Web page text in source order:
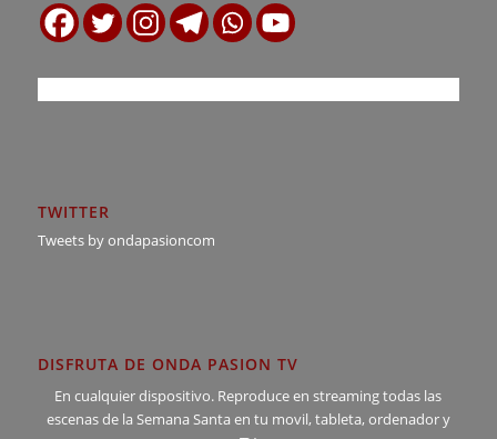
TWITTER
Tweets by ondapasioncom
DISFRUTA DE ONDA PASION TV
En cualquier dispositivo. Reproduce en streaming todas las
escenas de la Semana Santa en tu movil, tableta, ordenador y